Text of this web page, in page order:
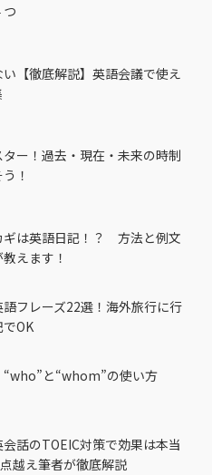
【徹底解説】英語会議で使え
ー！過去・現在・未来の時制
！
ギは英語日記！？ 方法と例文
えます！
フレーズ22選！海外旅行に行
でOK
“who”と“whom”の使い方
話のTOEIC対策で効果は本当
越え筆者が徹底解説